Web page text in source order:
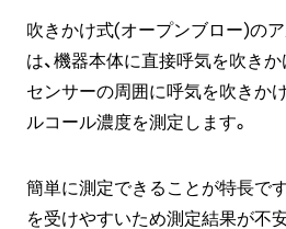
吹きかけ式(オープンブロー)の
は、機器本体に直接呼気を吹きか
センサーの周囲に呼気を吹きか
ルコール濃度を測定します。
簡単に測定できることが特長で
を受けやすいため測定結果が不